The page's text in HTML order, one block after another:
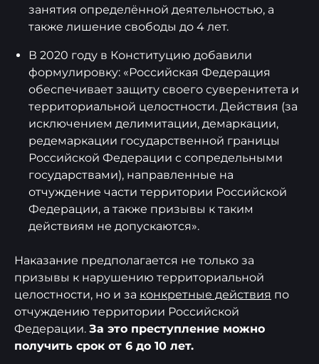
занятия определённой деятельностью, а
также лишение свободы до 4 лет.
В 2020 году в Конституцию добавили
формулировку: «Российская Федерация
обеспечивает защиту своего суверенитета и
территориальной целостности. Действия (за
исключением делимитации, демаркации,
редемаркации государственной границы
Российской Федерации с сопредельными
государствами), направленные на
отчуждение части территории Российской
Федерации, а также призывы к таким
действиям не допускаются».
Наказание предполагается не только за
призывы к нарушению территориальной
целостности, но и за конкретные действия по
отчуждению территории Российской
Федерации. За это преступление можно
получить срок от 6 до 10 лет.